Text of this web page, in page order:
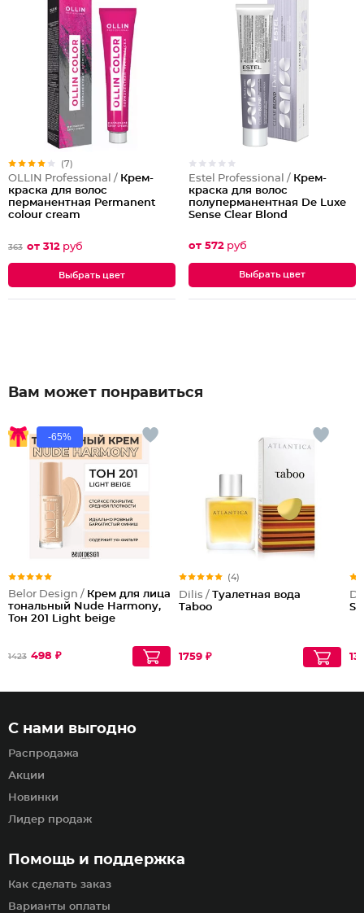
(7)
OLLIN Professional / Крем-
краска для волос
перманентная Permanent
colour cream
363 от 312 руб
Выбрать цвет
Estel Professional / Крем-
краска для волос
полуперманентная De Luxe
Sense Clear Blond
от 572 руб
Выбрать цвет
Вам может понравиться
-65%
Belor Design / Крем для лица
тональный Nude Harmony,
Тон 201 Light beige
1423 498 ₽
(4)
Dilis / Туалетная вода
Taboo
1759 ₽
Помощь и поддержка
Как сделать заказ
Варианты оплаты
С нами выгодно
Распродажа
Акции
Новинки
Лидер продаж